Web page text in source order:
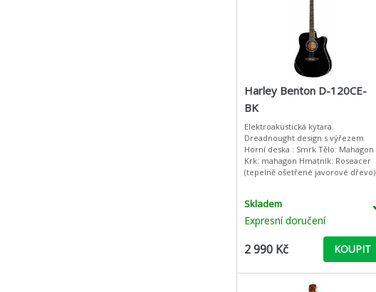
Harley Benton D-120CE-
BK
Elektroakustická kytara.
Dreadnought design s výřezem
Horní deska : Smrk Tělo: Mahagon
Krk: mahagon Hmatník: Roseacer
(tepelně ošetřené javorové dřevo)
Skladem
Expresní doručení
2 990 Kč KOUPIT